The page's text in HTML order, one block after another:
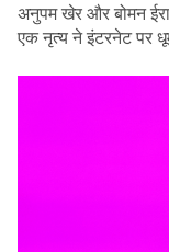
अनुपम खेर और बोमन
एक नृत्य ने इंटरनेट पर